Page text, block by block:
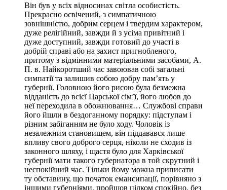
Він був у всіх відносинах світла особистість.
Прекрасно освічений, з симпатичною
зовнішністю, добрим серцем і твердим характером,
дуже релігійний, завжди й з усіма привітний і
дуже доступний, завжди готовий до участі в
добрій справі або на захист пригнобленого,
притому з відмінними матеріальними засобами, А.
П. в. Найкоротший час завоював собі загальні
симпатії та залишив собою добру пам’ять у
губернії. Головною його рисою була безмежна
відданість до всієї Царської сім’ї, його любов до
неї переходила в обожнювання… Службові справи
його йшли в бездоганному порядку: підступам і
різним забіганням не було ходу. Чоловік із
незалежним становищем, він піддавався лише
впливу свого доброго серця, ніколи не сходив із
законного шляху, і щастя було для Харківської
губернії мати такого губернатора в той скрутний і
неспокійний час. Тільки йому можна приписати
ту обставину, що початок емансипації, порівняно з
іншими губерніями, пройшов цілком спокійно, без